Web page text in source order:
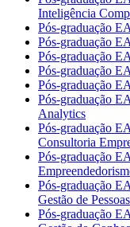
Inteligência
Pós-graduação
Pós-graduação
Pós-graduação
Pós-graduação
Pós-graduação
Pós-graduação
Analytics
Pós-graduação
Consultoria
Pós-graduação
Pós-graduação
Gestão de Pessoas
Pós-graduação